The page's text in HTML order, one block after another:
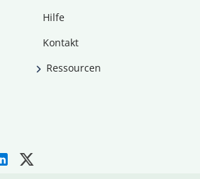
Hilfe
Kontakt
Ressourcen